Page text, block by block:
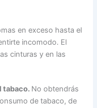
en exceso hasta el
incomodo. El
cinturas y en las
tabaco. No obtendrás
de tabaco, de